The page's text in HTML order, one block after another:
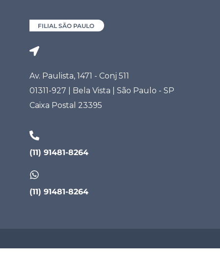
FILIAL SÃO PAULO
Av. Paulista, 1471 - Conj 511
01311-927 | Bela Vista | São Paulo - SP
Caixa Postal 23395
(11) 91481-8264
(11) 91481-8264